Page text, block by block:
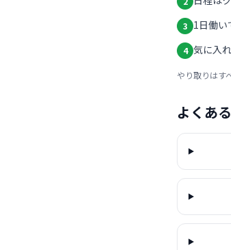
3 1日働い
4 気に入
やり取りはす
よくあ